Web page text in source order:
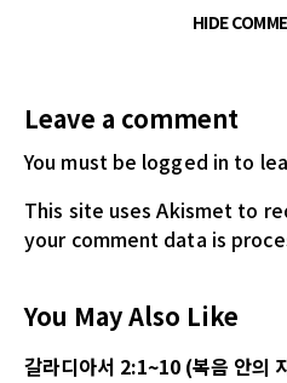
HIDE
Leave a comment
You must be logged in to
This site uses Akismet to
your comment data is
You May Also Like
갈라디아서 2:1~10 (복음 안의